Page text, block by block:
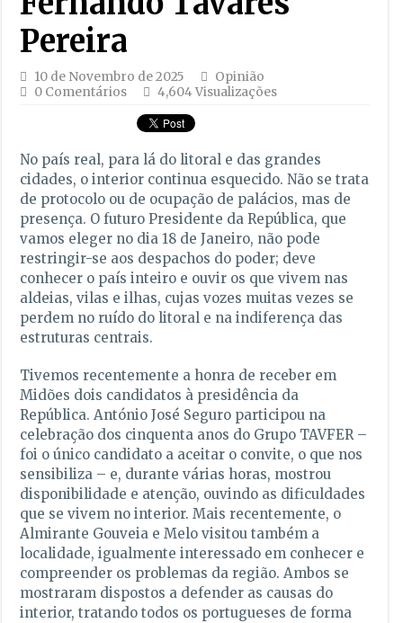
Pereira
10 de Novembro de 2025
Opinião
0 Comentários
4,604 Visualizações
No país real, para lá do litoral e das grandes
cidades, o interior continua esquecido. Não se trata
de protocolo ou de ocupação de palácios, mas de
presença. O futuro Presidente da República, que
vamos eleger no dia 18 de Janeiro, não pode
restringir-se aos despachos do poder; deve
conhecer o país inteiro e ouvir os que vivem nas
aldeias, vilas e ilhas, cujas vozes muitas vezes se
perdem no ruído do litoral e na indiferença das
estruturas centrais.
Tivemos recentemente a honra de receber em
Midões dois candidatos à presidência da
República. António José Seguro participou na
celebração dos cinquenta anos do Grupo TAVFER –
foi o único candidato a aceitar o convite, o que nos
sensibiliza – e, durante várias horas, mostrou
disponibilidade e atenção, ouvindo as dificuldades
que se vivem no interior. Mais recentemente, o
Almirante Gouveia e Melo visitou também a
localidade, igualmente interessado em conhecer e
compreender os problemas da região. Ambos se
mostraram dispostos a defender as causas do
interior, tratando todos os portugueses de forma